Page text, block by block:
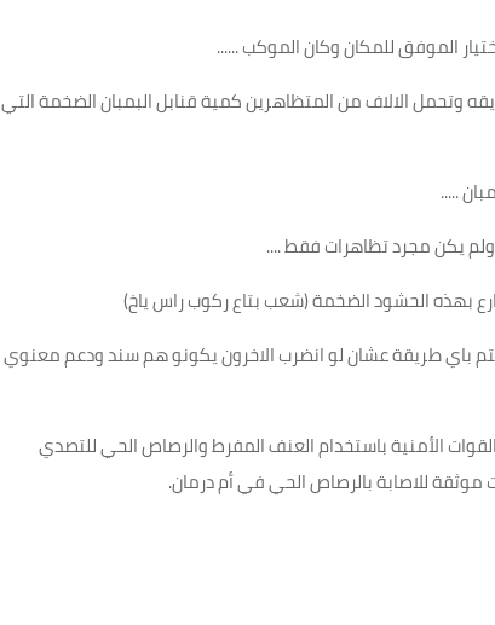
الموفق للمكان وكان الموكب......
الالاف من المتظاهرين كمية قنابل البمبان الضخمة التي
.....
يكن مجرد تظاهرات فقط....
بهذه الحشود الضخمة (شعب بتاع ركوب راس ياخ)
باي طريقة عشان لو انضرب الاخرون يكونو هم سند ودعم معنوي
الأمنية باستخدام العنف المفرط والرصاص الحي للتصدي
موثقة للاصابة بالرصاص الحي في أم درمان.